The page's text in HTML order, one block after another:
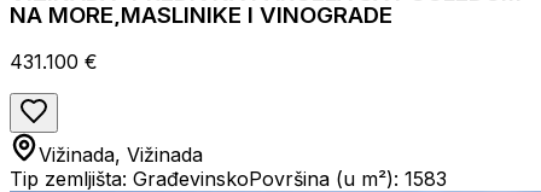
NA MORE,MASLINIKE I VINOGRADE
431.100 €
Vižinada, Vižinada
Tip zemljišta: GrađevinskoPovršina (u m²): 1583